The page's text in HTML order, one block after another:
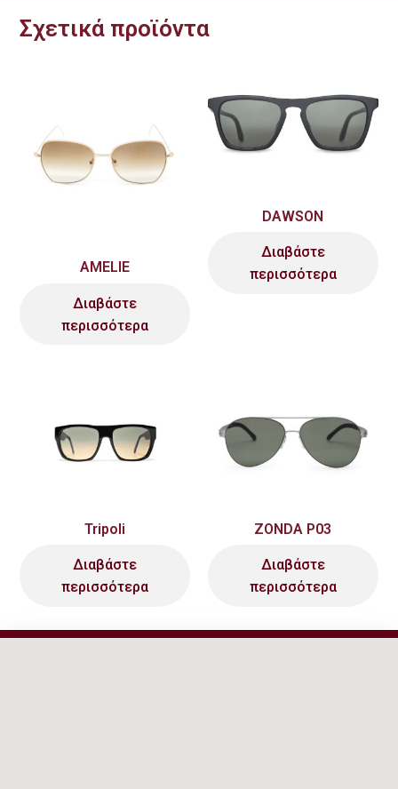
Σχετικά προϊόντα
AMELIE
Διαβάστε
περισσότερα
DAWSON
Διαβάστε
περισσότερα
Tripoli
Διαβάστε
περισσότερα
ZONDA P03
Διαβάστε
περισσότερα